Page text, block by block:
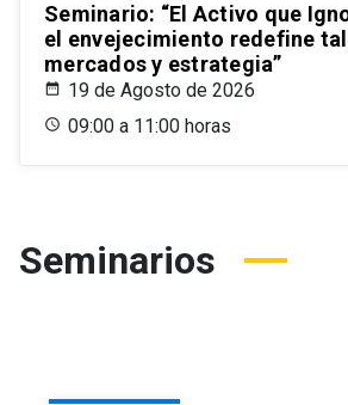
Seminario: “El Activo que
el envejecimiento redefine
mercados y estrategia”
19 de Agosto de 2026
09:00 a 11:00 horas
Seminarios